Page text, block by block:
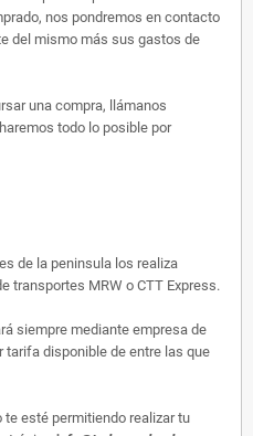
nos pondremos en contacto
del mismo más sus gastos de
una compra, llámanos
todo lo posible por
de la peninsula los realiza
transportes MRW o CTT Express.
siempre mediante empresa de
tarifa disponible de entre las que
esté permitiendo realizar tu